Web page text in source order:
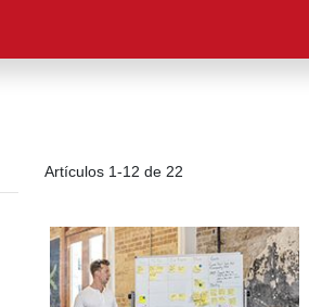
Artículos 1-12 de 22